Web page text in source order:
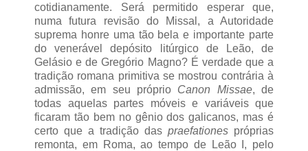
cotidianamente. Será permitido esperar que,
numa futura revisão do Missal, a Autoridade
suprema honre uma tão bela e importante parte
do venerável depósito litúrgico de Leão, de
Gelásio e de Gregório Magno? É verdade que a
tradição romana primitiva se mostrou contrária à
admissão, em seu próprio Canon Missae, de
todas aquelas partes móveis e variáveis que
ficaram tão bem no gênio dos galicanos, mas é
certo que a tradição das praefationes próprias
remonta, em Roma, ao tempo de Leão I, pelo